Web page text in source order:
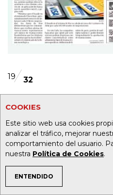
COOKIES
Este sitio web usa cookies
analizar el tráfico, mejorar
comportamiento del usuario.
nuestra Política de Cookies.
ENTENDIDO
TEMAS DE INTERÉS
19 32
Foto: